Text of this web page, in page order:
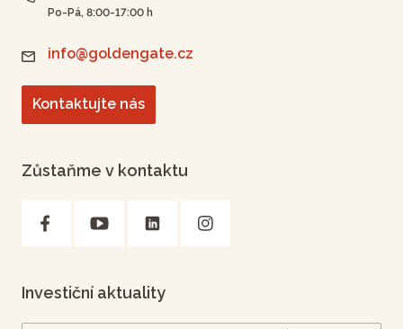
Po-Pá, 8:00-17:00 h
info@goldengate.cz
Kontaktujte nás
Zůstaňme v kontaktu
Investiční aktuality